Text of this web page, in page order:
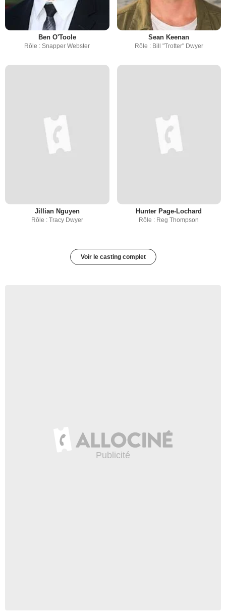
Ben O'Toole
Rôle : Snapper Webster
Sean Keenan
Rôle : Bill "Trotter" Dwyer
Jillian Nguyen
Rôle : Tracy Dwyer
Hunter Page-Lochard
Rôle : Reg Thompson
Voir le casting complet